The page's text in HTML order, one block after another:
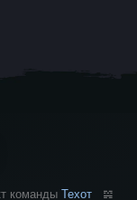
команды Техот 𝌴